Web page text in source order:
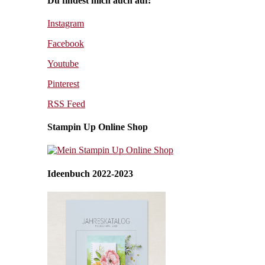
Instagram
Facebook
Youtube
Pinterest
RSS Feed
Stampin Up Online Shop
Ideenbuch 2022-2023